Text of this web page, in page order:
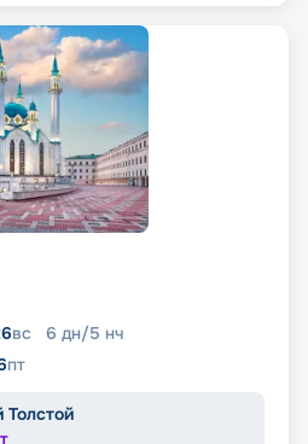
вс 6 дн/5 нч
пт
Толстой